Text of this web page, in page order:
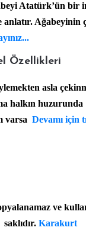
Atatürk’ün bir
Ağabeyinin
Özellikleri
asla
halkın huzurunda
varsa Devamı için
ve
saklıdır. Karakurt